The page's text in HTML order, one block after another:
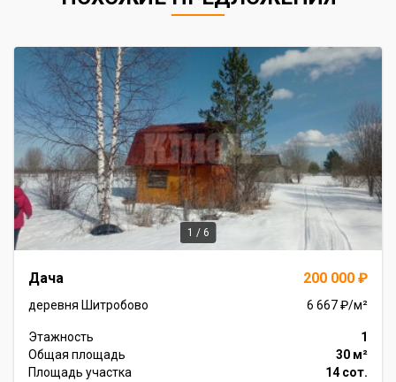
1 / 6
Дача 200 000 ₽
деревня Шитробово 6 667 ₽/м²
Этажность
1
Общая площадь
30 м²
Площадь участка
14 сот.